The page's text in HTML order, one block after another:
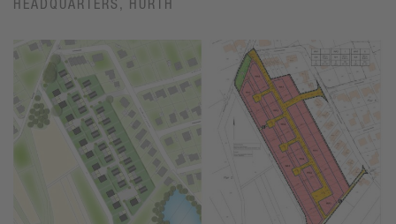
HEADQUARTERS, HÜRTH